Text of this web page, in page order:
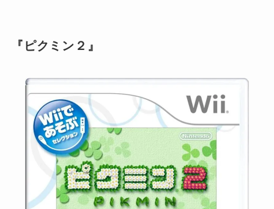
『ピクミン２』